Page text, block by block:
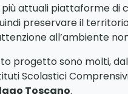
attuali piattaforme di
preservare il
all’ambiente
progetto sono molti,
Scolastici
Toscano.